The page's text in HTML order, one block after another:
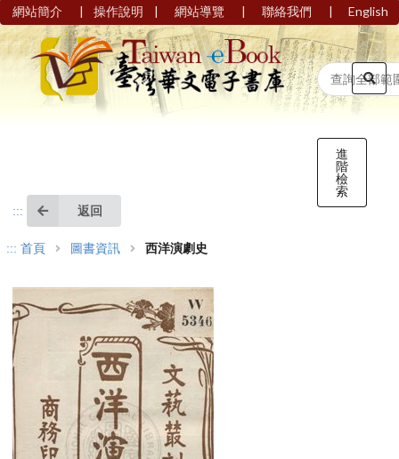
網站簡介 | 操作說明 | 網站導覽 | 聯絡我們 | English
進
階
檢
索
::: 返回
::: 首頁 圖書資訊 西洋演劇史